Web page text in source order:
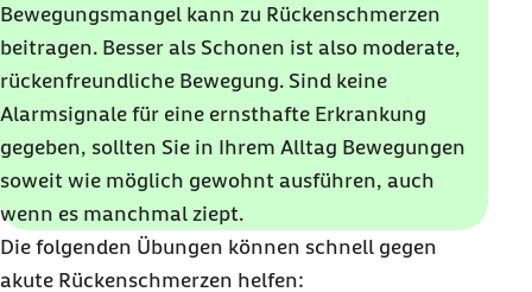
Bewegungsmangel kann zu Rückenschmerzen
beitragen. Besser als Schonen ist also moderate,
rückenfreundliche Bewegung. Sind keine
Alarmsignale für eine ernsthafte Erkrankung
gegeben, sollten Sie in Ihrem Alltag Bewegungen
soweit wie möglich gewohnt ausführen, auch
wenn es manchmal ziept.
Die folgenden Übungen können schnell gegen
akute Rückenschmerzen helfen: